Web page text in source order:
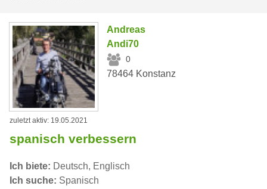
Andreas
Andi70
0
78464 Konstanz
zuletzt aktiv: 19.05.2021
spanisch verbessern
Ich biete: Deutsch, Englisch
Ich suche: Spanisch